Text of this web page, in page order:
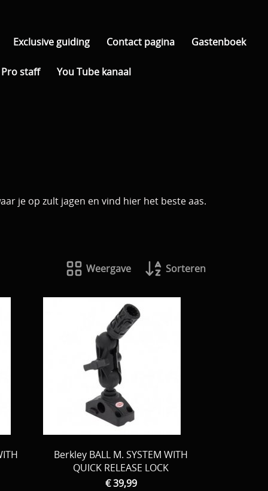
Exclusive guiding Contact pagina Gastenboek
staff You Tube kanaal
je op zult jagen en vind hier het beste aas.
Weergave Sorteren
Berkley BALL M. SYSTEM WITH
QUICK RELEASE LOCK
€ 39,99